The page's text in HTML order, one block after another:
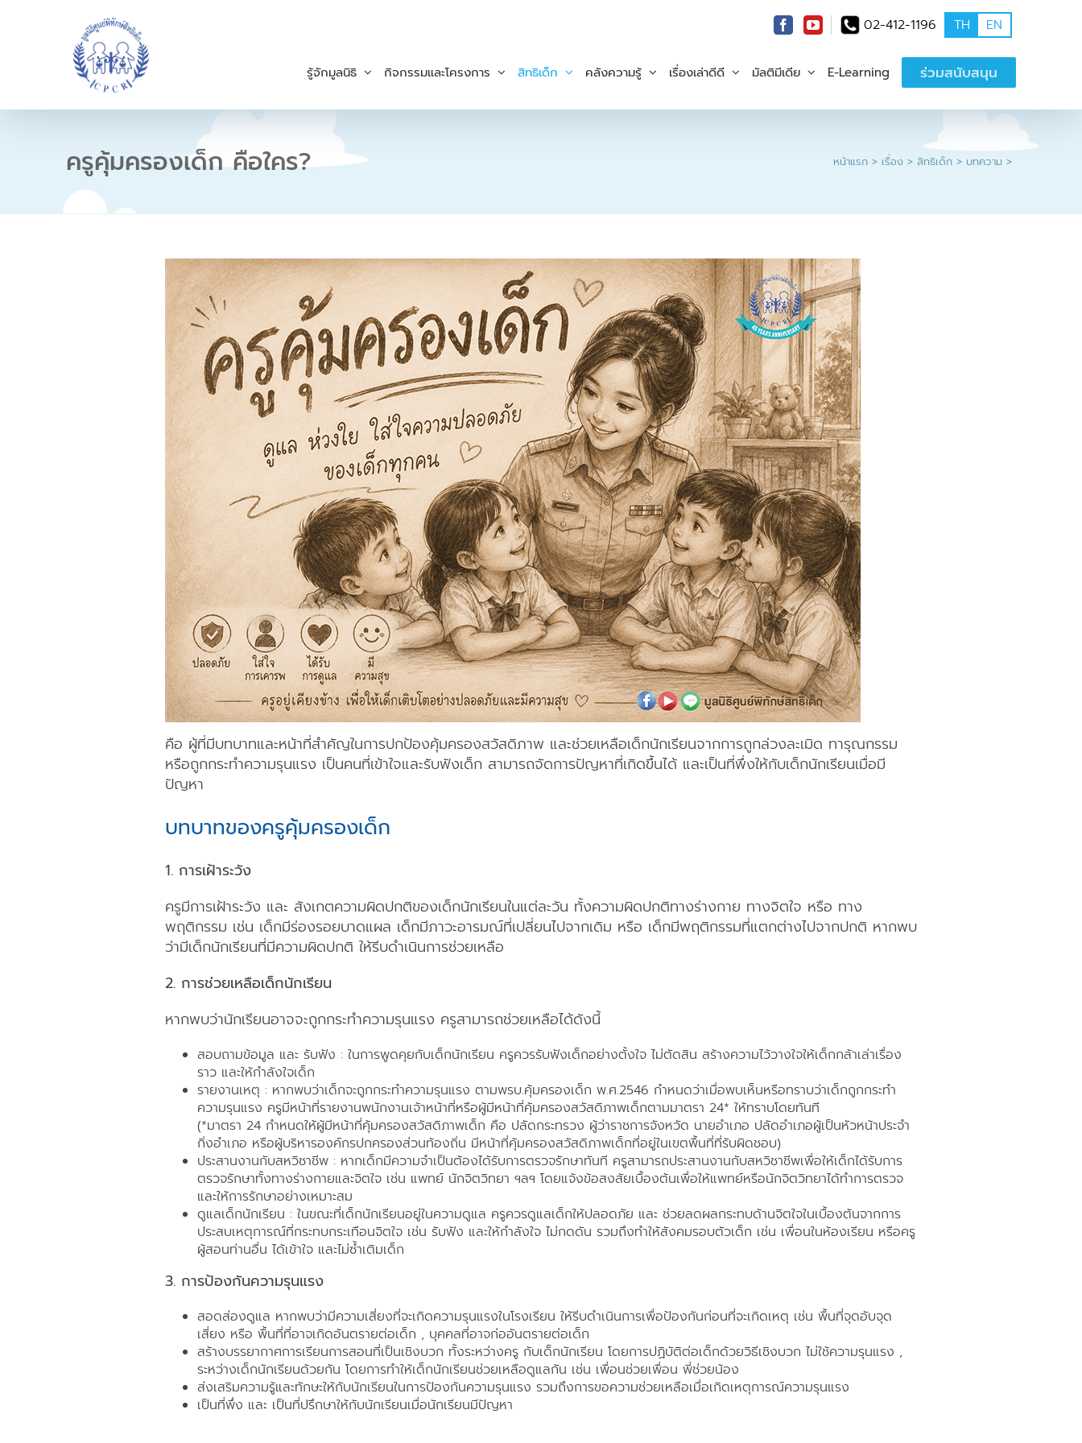
c
t
02-412-1196 TH EN
รู้จักมูลนิธิ กิจกรรมและโครงการ สิทธิเด็ก คลังความรู้ เรื่องเล่าดีดี มัลติมีเดีย E-Learning ร่วมสนับสนุน
ครูคุ้มครองเด็ก คือใคร? หน้าแรก เรื่อง สิทธิเด็ก บทความ
คือ ผู้ที่มีบทบาทและหน้าที่สำคัญในการปกป้องคุ้มครองสวัสดิภาพ และช่วยเหลือเด็กนักเรียนจากการถูกล่วงละเมิด ทารุณกรรม
หรือถูกกระทำความรุนแรง เป็นคนที่เข้าใจและรับฟังเด็ก สามารถจัดการปัญหาที่เกิดขึ้นได้ และเป็นที่พึ่งให้กับเด็กนักเรียนเมื่อมี
ปัญหา
บทบาทของครูคุ้มครองเด็ก
1. การเฝ้าระวัง
ครูมีการเฝ้าระวัง และ สังเกตความผิดปกติของเด็กนักเรียนในแต่ละวัน ทั้งความผิดปกติทางร่างกาย ทางจิตใจ หรือ ทาง
พฤติกรรม เช่น เด็กมีร่องรอยบาดแผล เด็กมีภาวะอารมณ์ที่เปลี่ยนไปจากเดิม หรือ เด็กมีพฤติกรรมที่แตกต่างไปจากปกติ หากพบ
ว่ามีเด็กนักเรียนที่มีความผิดปกติ ให้รีบดำเนินการช่วยเหลือ
2. การช่วยเหลือเด็กนักเรียน
หากพบว่านักเรียนอาจจะถูกกระทำความรุนแรง ครูสามารถช่วยเหลือได้ดังนี้
สอบถามข้อมูล และ รับฟัง : ในการพูดคุยกับเด็กนักเรียน ครูควรรับฟังเด็กอย่างตั้งใจ ไม่ตัดสิน สร้างความไว้วางใจให้เด็กกล้าเล่าเรื่อง
ราว และให้กำลังใจเด็ก
รายงานเหตุ : หากพบว่าเด็กจะถูกกระทำความรุนแรง ตามพรบ.คุ้มครองเด็ก พ.ศ.2546 กำหนดว่าเมื่อพบเห็นหรือทราบว่าเด็กถูกกระทำ
ความรุนแรง ครูมีหน้าที่รายงานพนักงานเจ้าหน้าที่หรือผู้มีหน้าที่คุ้มครองสวัสดิภาพเด็กตามมาตรา 24* ให้ทราบโดยทันที
(*มาตรา 24 กำหนดให้ผู้มีหน้าที่คุ้มครองสวัสดิภาพเด็ก คือ ปลัดกระทรวง ผู้ว่าราชการจังหวัด นายอำเภอ ปลัดอำเภอผู้เป็นหัวหน้าประจำ
กิ่งอำเภอ หรือผู้บริหารองค์กรปกครองส่วนท้องถิ่น มีหน้าที่คุ้มครองสวัสดิภาพเด็กที่อยู่ในเขตพื้นที่ที่รับผิดชอบ)
ประสานงานกับสหวิชาชีพ : หากเด็กมีความจำเป็นต้องได้รับการตรวจรักษาทันที ครูสามารถประสานงานกับสหวิชาชีพเพื่อให้เด็กได้รับการ
ตรวจรักษาทั้งทางร่างกายและจิตใจ เช่น แพทย์ นักจิตวิทยา ฯลฯ โดยแจ้งข้อสงสัยเบื้องต้นเพื่อให้แพทย์หรือนักจิตวิทยาได้ทำการตรวจ
และให้การรักษาอย่างเหมาะสม
ดูแลเด็กนักเรียน : ในขณะที่เด็กนักเรียนอยู่ในความดูแล ครูควรดูแลเด็กให้ปลอดภัย และ ช่วยลดผลกระทบด้านจิตใจในเบื้องต้นจากการ
ประสบเหตุการณ์ที่กระทบกระเทือนจิตใจ เช่น รับฟัง และให้กำลังใจ ไม่กดดัน รวมถึงทำให้สังคมรอบตัวเด็ก เช่น เพื่อนในห้องเรียน หรือครู
ผู้สอนท่านอื่น ได้เข้าใจ และไม่ซ้ำเติมเด็ก
3. การป้องกันความรุนแรง
สอดส่องดูแล หากพบว่ามีความเสี่ยงที่จะเกิดความรุนแรงในโรงเรียน ให้รีบดำเนินการเพื่อป้องกันก่อนที่จะเกิดเหตุ เช่น พื้นที่จุดอับจุด
เสี่ยง หรือ พื้นที่ที่อาจเกิดอันตรายต่อเด็ก , บุคคลที่อาจก่ออันตรายต่อเด็ก
สร้างบรรยากาศการเรียนการสอนที่เป็นเชิงบวก ทั้งระหว่างครู กับเด็กนักเรียน โดยการปฏิบัติต่อเด็กด้วยวิธีเชิงบวก ไม่ใช้ความรุนแรง ,
ระหว่างเด็กนักเรียนด้วยกัน โดยการทำให้เด็กนักเรียนช่วยเหลือดูแลกัน เช่น เพื่อนช่วยเพื่อน พี่ช่วยน้อง
ส่งเสริมความรู้และทักษะให้กับนักเรียนในการป้องกันความรุนแรง รวมถึงการขอความช่วยเหลือเมื่อเกิดเหตุการณ์ความรุนแรง
เป็นที่พึ่ง และ เป็นที่ปรึกษาให้กับนักเรียนเมื่อนักเรียนมีปัญหา